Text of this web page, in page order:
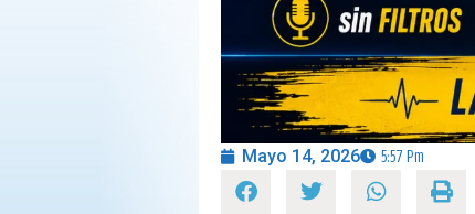
Mayo 14, 2026 5:57 Pm